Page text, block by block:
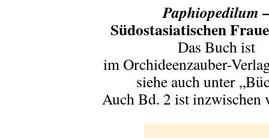
Paphiopedilum
Südostasiatischen
Das Buch ist
im Orchideenzauber-
siehe auch unter
Auch Bd. 2 ist inzwischen